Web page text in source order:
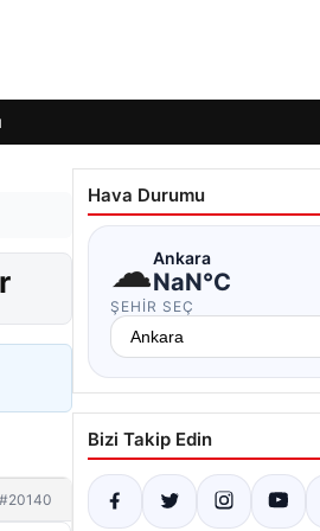
#20140
Hava Durumu
☁Ankara
NaN°C
ŞEHIR SEÇ
Bizi Takip Edin